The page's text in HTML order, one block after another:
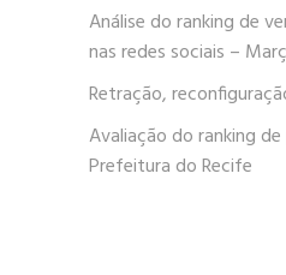
Análise do ranking de
nas redes sociais –
Retração,
Avaliação do ranking
Prefeitura do Recife